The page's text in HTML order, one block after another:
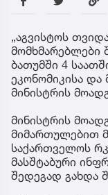
„აგვისტოს
მომხმარებლები
ბათუმში 4
ეკონომიკისა და
მინისტრის
მინისტრის
მიმართულებით
საქართველოს
მასშტაბური
შედეგად გახდა